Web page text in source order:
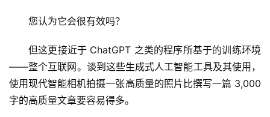
您认为它会很有效吗？
但这更接近于 ChatGPT 之类的程序所基于的训练环境
——整个互联网。谈到这些生成式人工智能工具及其使用，
使用现代智能相机拍摄一张高质量的照片比撰写一篇 3,000
字的高质量文章要容易得多。